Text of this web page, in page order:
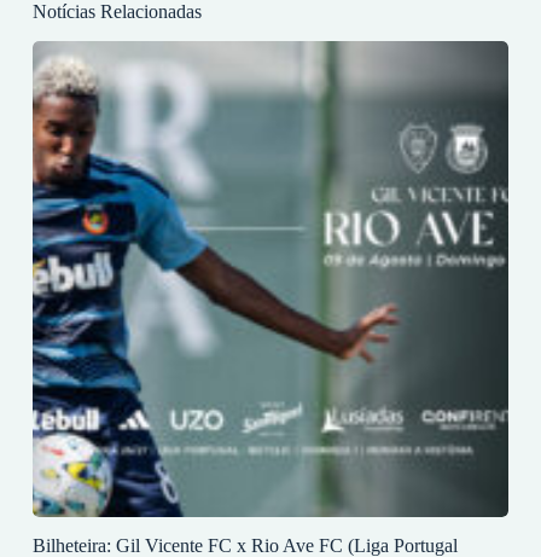
Notícias Relacionadas
Bilheteira: Gil Vicente FC x Rio Ave FC (Liga Portugal